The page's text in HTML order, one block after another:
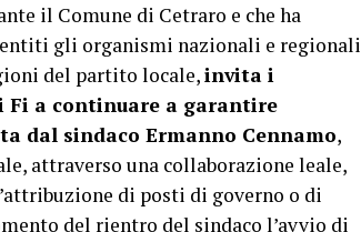
il Comune di Cetraro e che ha
gli organismi nazionali e regionali
del partito locale,invita i
a continuare a garantire
dal sindaco Ermanno Cennamo,
attraverso una collaborazione leale,
di posti di governo o di
del rientro del sindaco l’avvio di